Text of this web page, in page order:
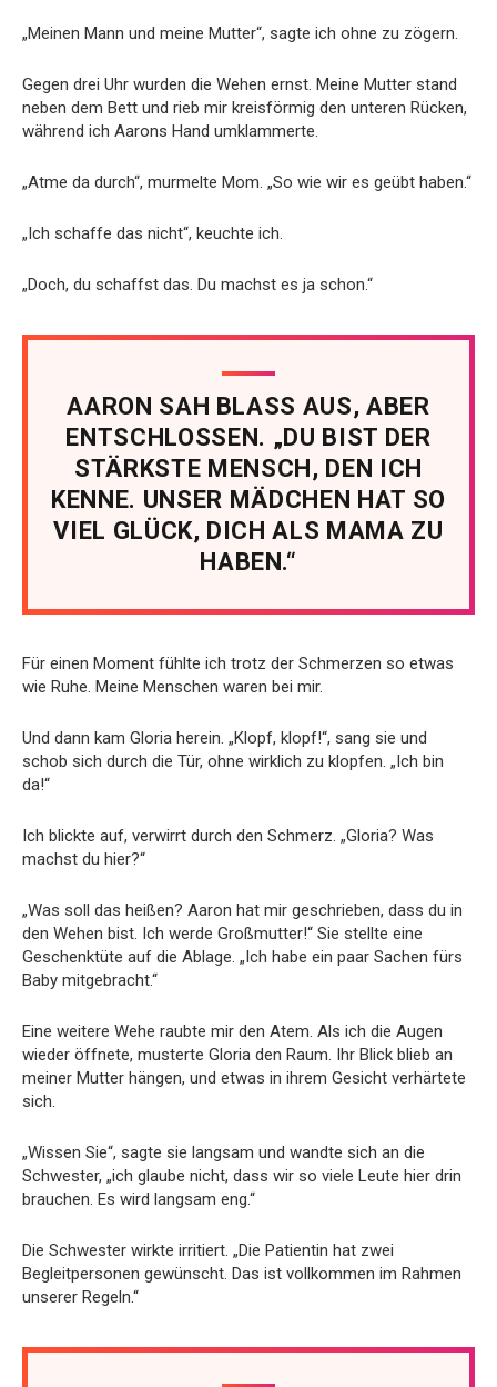
„Meinen Mann und meine Mutter“, sagte ich ohne zu zögern.
Gegen drei Uhr wurden die Wehen ernst. Meine Mutter stand
neben dem Bett und rieb mir kreisförmig den unteren Rücken,
während ich Aarons Hand umklammerte.
„Atme da durch“, murmelte Mom. „So wie wir es geübt haben.“
„Ich schaffe das nicht“, keuchte ich.
„Doch, du schaffst das. Du machst es ja schon.“
AARON SAH BLASS AUS, ABER
ENTSCHLOSSEN. „DU BIST DER
STÄRKSTE MENSCH, DEN ICH
KENNE. UNSER MÄDCHEN HAT SO
VIEL GLÜCK, DICH ALS MAMA ZU
HABEN.“
Für einen Moment fühlte ich trotz der Schmerzen so etwas
wie Ruhe. Meine Menschen waren bei mir.
Und dann kam Gloria herein. „Klopf, klopf!“, sang sie und
schob sich durch die Tür, ohne wirklich zu klopfen. „Ich bin
da!“
Ich blickte auf, verwirrt durch den Schmerz. „Gloria? Was
machst du hier?“
„Was soll das heißen? Aaron hat mir geschrieben, dass du in
den Wehen bist. Ich werde Großmutter!“ Sie stellte eine
Geschenktüte auf die Ablage. „Ich habe ein paar Sachen fürs
Baby mitgebracht.“
Eine weitere Wehe raubte mir den Atem. Als ich die Augen
wieder öffnete, musterte Gloria den Raum. Ihr Blick blieb an
meiner Mutter hängen, und etwas in ihrem Gesicht verhärtete
sich.
„Wissen Sie“, sagte sie langsam und wandte sich an die
Schwester, „ich glaube nicht, dass wir so viele Leute hier drin
brauchen. Es wird langsam eng.“
Die Schwester wirkte irritiert. „Die Patientin hat zwei
Begleitpersonen gewünscht. Das ist vollkommen im Rahmen
unserer Regeln.“